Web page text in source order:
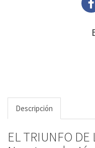
Descripción
EL TRIUNFO DE